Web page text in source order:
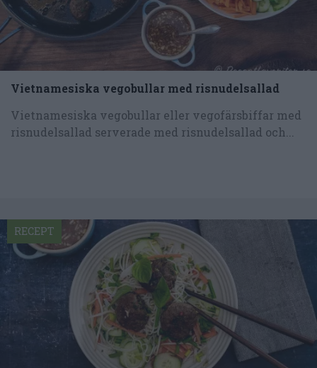
Vietnamesiska vegobullar med risnudelsallad
Vietnamesiska vegobullar eller vegofärsbiffar med
risnudelsallad serverade med risnudelsallad och...
RECEPT